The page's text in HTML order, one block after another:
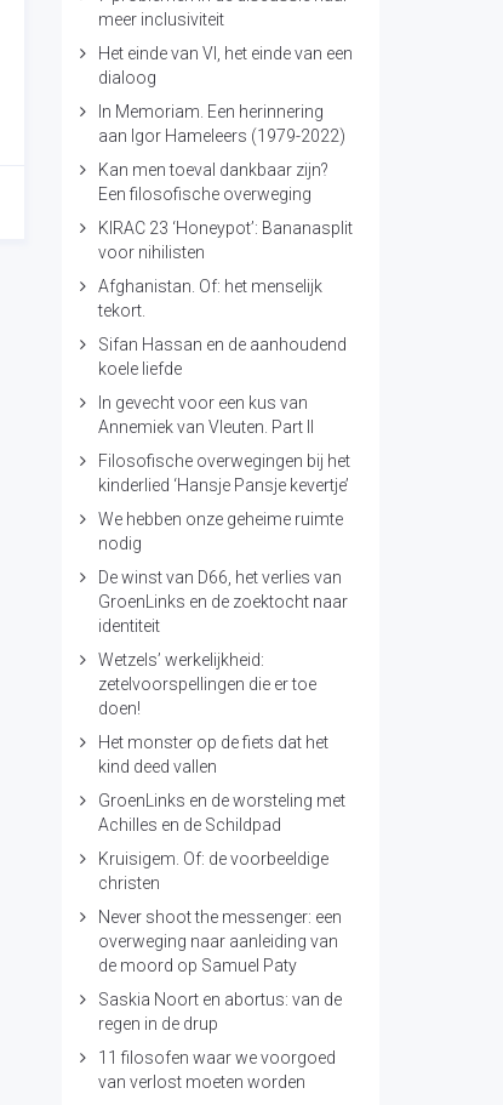
meer inclusiviteit
Het einde van VI, het einde van een
dialoog
In Memoriam. Een herinnering
aan Igor Hameleers (1979-2022)
Kan men toeval dankbaar zijn?
Een filosofische overweging
KIRAC 23 ‘Honeypot’: Bananasplit
voor nihilisten
Afghanistan. Of: het menselijk
tekort.
Sifan Hassan en de aanhoudend
koele liefde
In gevecht voor een kus van
Annemiek van Vleuten. Part II
Filosofische overwegingen bij het
kinderlied ‘Hansje Pansje kevertje’
We hebben onze geheime ruimte
nodig
De winst van D66, het verlies van
GroenLinks en de zoektocht naar
identiteit
Wetzels’ werkelijkheid:
zetelvoorspellingen die er toe
doen!
Het monster op de fiets dat het
kind deed vallen
GroenLinks en de worsteling met
Achilles en de Schildpad
Kruisigem. Of: de voorbeeldige
christen
Never shoot the messenger: een
overweging naar aanleiding van
de moord op Samuel Paty
Saskia Noort en abortus: van de
regen in de drup
11 filosofen waar we voorgoed
van verlost moeten worden